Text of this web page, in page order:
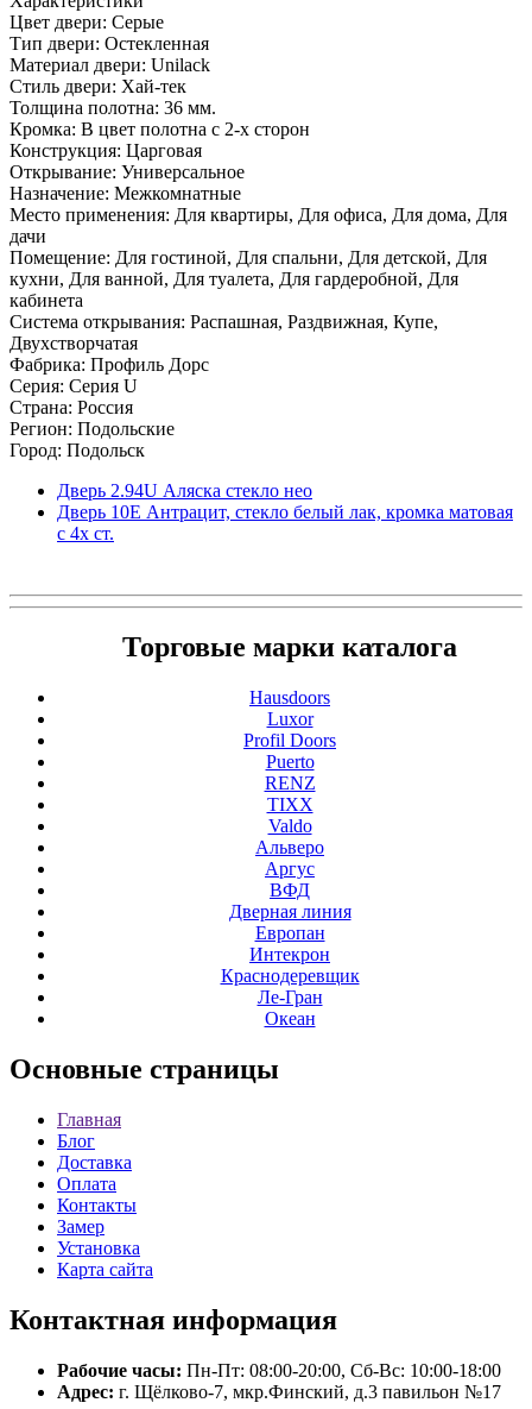
Цвет двери: Серые
Тип двери: Остекленная
Материал двери: Unilack
Стиль двери: Хай-тек
Толщина полотна: 36 мм.
Кромка: В цвет полотна с 2-х сторон
Конструкция: Царговая
Открывание: Универсальное
Назначение: Межкомнатные
Место применения: Для квартиры, Для офиса, Для дома, Для
дачи
Помещение: Для гостиной, Для спальни, Для детской, Для
кухни, Для ванной, Для туалета, Для гардеробной, Для
кабинета
Система открывания: Распашная, Раздвижная, Купе,
Двухстворчатая
Фабрика: Профиль Дорс
Серия: Серия U
Страна: Россия
Регион: Подольские
Город: Подольск
Дверь 2.94U Аляска стекло нео
Дверь 10Е Антрацит, стекло белый лак, кромка матовая
с 4х ст.
Торговые марки каталога
Hausdoors
Luxor
Profil Doors
Puerto
RENZ
TIXX
Valdo
Альверо
Аргус
ВФД
Дверная линия
Европан
Интекрон
Краснодеревщик
Ле-Гран
Океан
Основные страницы
Главная
Блог
Доставка
Оплата
Контакты
Замер
Установка
Карта сайта
Контактная информация
Рабочие часы: Пн-Пт: 08:00-20:00, Сб-Вс: 10:00-18:00
Адрес: г. Щёлково-7, мкр.Финский, д.3 павильон №17